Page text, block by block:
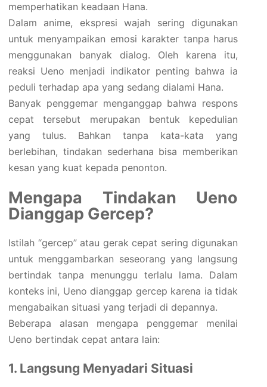
memperhatikan keadaan Hana.
Dalam anime, ekspresi wajah sering digunakan
untuk menyampaikan emosi karakter tanpa harus
menggunakan banyak dialog. Oleh karena itu,
reaksi Ueno menjadi indikator penting bahwa ia
peduli terhadap apa yang sedang dialami Hana.
Banyak penggemar menganggap bahwa respons
cepat tersebut merupakan bentuk kepedulian
yang tulus. Bahkan tanpa kata-kata yang
berlebihan, tindakan sederhana bisa memberikan
kesan yang kuat kepada penonton.
Mengapa Tindakan Ueno
Dianggap Gercep?
Istilah “gercep” atau gerak cepat sering digunakan
untuk menggambarkan seseorang yang langsung
bertindak tanpa menunggu terlalu lama. Dalam
konteks ini, Ueno dianggap gercep karena ia tidak
mengabaikan situasi yang terjadi di depannya.
Beberapa alasan mengapa penggemar menilai
Ueno bertindak cepat antara lain:
1. Langsung Menyadari Situasi